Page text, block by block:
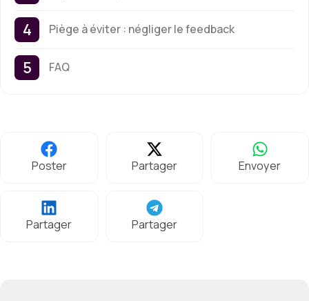
Piège à éviter : négliger le feedback
FAQ
Poster Partager Envoyer
Partager Partager